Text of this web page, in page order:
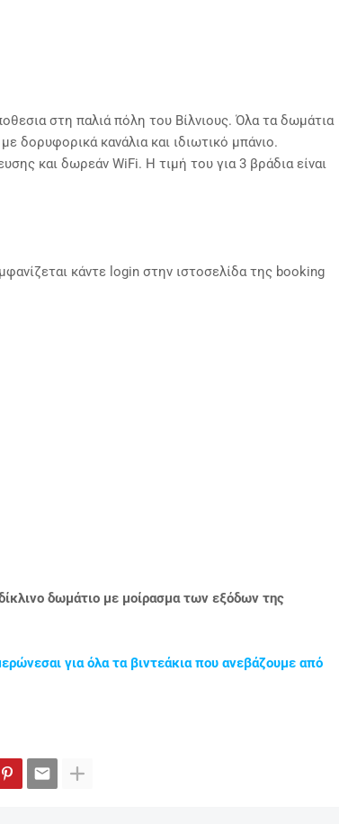
στη παλιά πόλη του Βίλνιους. Όλα τα δωμάτια
δορυφορικά κανάλια και ιδιωτικό μπάνιο.
και δωρεάν WiFi. Η τιμή του για 3 βράδια είναι
κάντε login στην ιστοσελίδα της booking
δωμάτιο με μοίρασμα των εξόδων της
για όλα τα βιντεάκια που ανεβάζουμε από